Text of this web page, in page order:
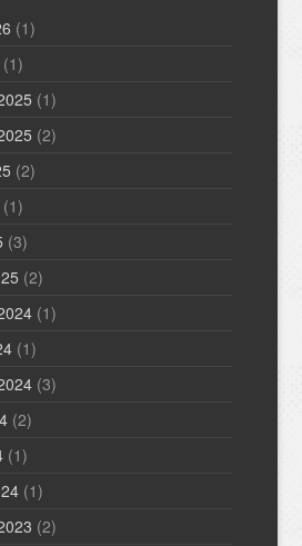
(1)
(1)
(1)
(2)
(2)
(1)
(3)
(2)
(1)
(1)
(3)
(2)
(1)
(1)
(2)